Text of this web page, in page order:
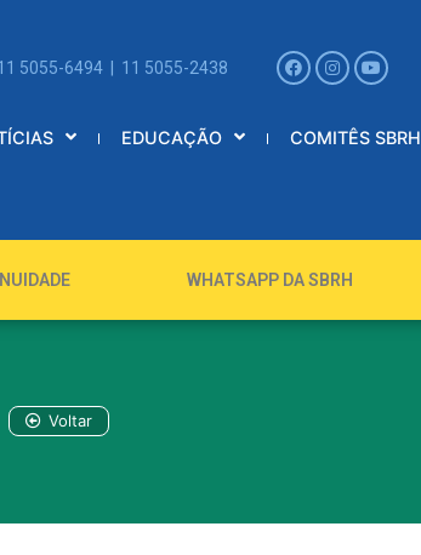
11 5055-6494 | 11 5055-2438
EDUCAÇÃO COMITÊS SBRH
WHATSAPP DA SBRH
Voltar